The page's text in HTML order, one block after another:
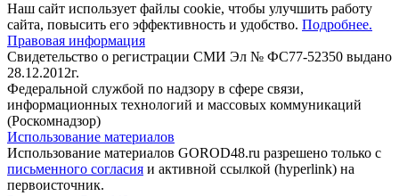
Наш сайт использует файлы cookie, чтобы улучшить работу
сайта, повысить его эффективность и удобство. Подробнее.
Правовая информация
Свидетельство о регистрации СМИ Эл № ФС77-52350 выдано
28.12.2012г.
Федеральной службой по надзору в сфере связи,
информационных технологий и массовых коммуникаций
(Роскомнадзор)
Использование материалов
Использование материалов GOROD48.ru разрешено только с
письменного согласия и активной ссылкой (hyperlink) на
первоисточник.